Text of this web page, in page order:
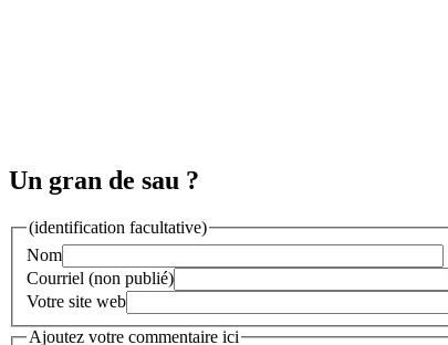
Un gran de sau ?
(identification facultative)
Nom
Courriel (non publié)
Votre site web
Ajoutez votre commentaire ici